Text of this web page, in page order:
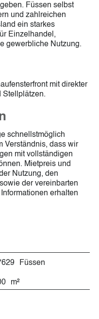
Füssen selbst
und zahlreichen
ein starkes
Einzelhandel,
gewerbliche Nutzung.
mit direkter
Stellplätzen.
schnellstmöglich
Verständnis, dass wir
mit vollständigen
Mietpreis und
Nutzung, den
der vereinbarten
erhalten
Füssen
m²